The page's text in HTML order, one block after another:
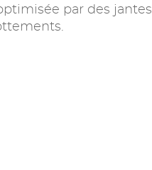
par des